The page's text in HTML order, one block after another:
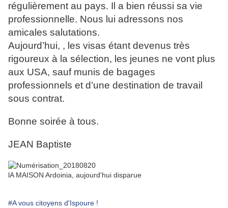
régulièrement au pays. Il a bien réussi sa vie
professionnelle. Nous lui adressons nos
amicales salutations.
Aujourd’hui, , les visas étant devenus très
rigoureux à la sélection, les jeunes ne vont plus
aux USA, sauf munis de bagages
professionnels et d’une destination de travail
sous contrat.
Bonne soirée à tous.
JEAN Baptiste
lA MAISON Ardoinia, aujourd'hui disparue
#A vous citoyens d'Ispoure !